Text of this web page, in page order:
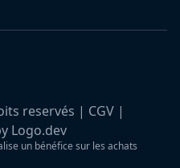
reservés | CGV |
Logo.dev
un bénéfice sur les achats